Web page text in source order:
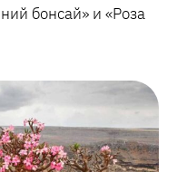
бонсай» и «Роза